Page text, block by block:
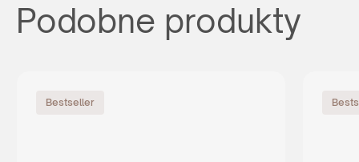
Podobne produkty
Bestseller